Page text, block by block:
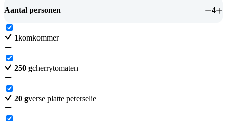
Aantal personen 4
1komkommer
250 gcherrytomaten
20 gverse platte peterselie